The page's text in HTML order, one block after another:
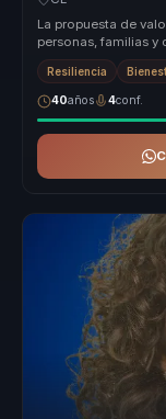
La propuesta de
personas, familias y
hábitos y la...
Resiliencia
40años 4conf.